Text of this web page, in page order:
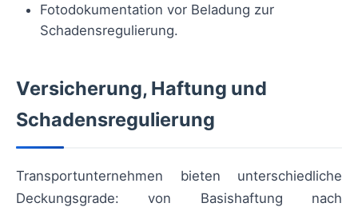
Fotodokumentation vor Beladung zur
Schadensregulierung.
Versicherung, Haftung und
Schadensregulierung
Transportunternehmen bieten unterschiedliche
Deckungsgrade: von Basishaftung nach